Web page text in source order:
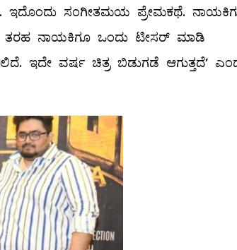
ಇದೊಂದು ಸಂಗೀತಮಯ ಪ್ರೇಮಕಥೆ.
ತರಹ ನಾಯಕಿಗೂ ಒಂದು ಟೀಸರ್ ಮಾಡಿ
ಇದೇ ವರ್ಷ ಚಿತ್ರ ಬಿಡುಗಡೆ ಆಗುತ್ತದೆ’